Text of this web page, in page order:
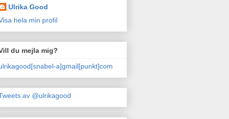
Ulrika Good
hela min profil
du mejla mig?
a]gmail[punkt]com
av @ulrikagood